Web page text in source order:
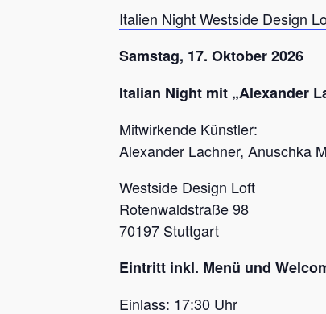
Italien Night Westside Design
Samstag, 17. Oktober 2026
Italian Night mit „Alexander
Mitwirkende Künstler:
Alexander Lachner, Anuschka
Westside Design Loft
Rotenwaldstraße 98
70197 Stuttgart
Eintritt inkl. Menü und
Einlass: 17:30 Uhr